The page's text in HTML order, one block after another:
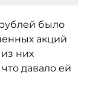
было
акций
них
давало ей